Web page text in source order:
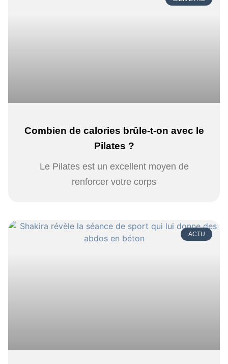
Combien de calories brûle-t-on avec le
Pilates ?
Le Pilates est un excellent moyen de
renforcer votre corps
ACTU